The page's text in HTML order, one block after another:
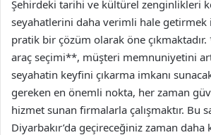
Şehirdeki tarihi ve kültürel zenginlikleri
seyahatlerini daha verimli hale getirmek
pratik bir çözüm olarak öne
araç seçimi**, müşteri memnuniyetini
seyahatin keyfini çıkarma imkanı
gereken en önemli nokta, her zaman
hizmet sunan firmalarla çalışmaktır. Bu
Diyarbakır’da geçireceğiniz zaman